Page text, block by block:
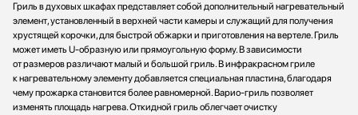
Гриль в духовых шкафах представляет собой дополнительный нагревательный
элемент, установленный в верхней части камеры и служащий для получения
хрустящей корочки, для быстрой обжарки и приготовления на вертеле. Гриль
может иметь U-образную или прямоугольную форму. В зависимости
от размеров различают малый и большой гриль. В инфракрасном гриле
к нагревательному элементу добавляется специальная пластина, благодаря
чему прожарка становится более равномерной. Варио-гриль позволяет
изменять площадь нагрева. Откидной гриль облегчает очистку